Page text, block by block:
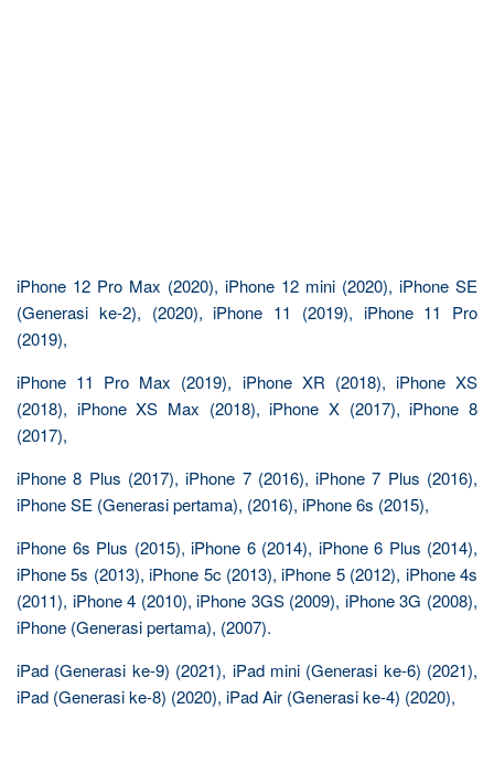
iPhone 12 Pro Max (2020), iPhone 12 mini (2020), iPhone SE
(Generasi ke-2), (2020), iPhone 11 (2019), iPhone 11 Pro
(2019),
iPhone 11 Pro Max (2019), iPhone XR (2018), iPhone XS
(2018), iPhone XS Max (2018), iPhone X (2017), iPhone 8
(2017),
iPhone 8 Plus (2017), iPhone 7 (2016), iPhone 7 Plus (2016),
iPhone SE (Generasi pertama), (2016), iPhone 6s (2015),
iPhone 6s Plus (2015), iPhone 6 (2014), iPhone 6 Plus (2014),
iPhone 5s (2013), iPhone 5c (2013), iPhone 5 (2012), iPhone 4s
(2011), iPhone 4 (2010), iPhone 3GS (2009), iPhone 3G (2008),
iPhone (Generasi pertama), (2007).
iPad (Generasi ke-9) (2021), iPad mini (Generasi ke-6) (2021),
iPad (Generasi ke-8) (2020), iPad Air (Generasi ke-4) (2020),